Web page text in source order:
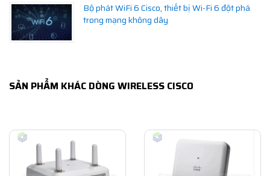
Bộ phát WiFi 6 Cisco, thiết bị Wi-Fi 6 đột phá
trong mạng không dây
SẢN PHẨM KHÁC DÒNG WIRELESS CISCO